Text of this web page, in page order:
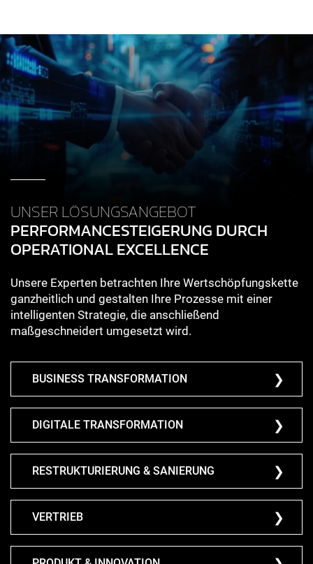
UNSER LÖSUNGSANGEBOT
PERFORMANCESTEIGERUNG DURCH
OPERATIONAL EXCELLENCE
Unsere Experten betrachten Ihre Wertschöpfungskette
ganzheitlich und gestalten Ihre Prozesse mit einer
intelligenten Strategie, die anschließend
maßgeschneidert umgesetzt wird.
BUSINESS TRANSFORMATION
DIGITALE TRANSFORMATION
RESTRUKTURIERUNG & SANIERUNG
VERTRIEB